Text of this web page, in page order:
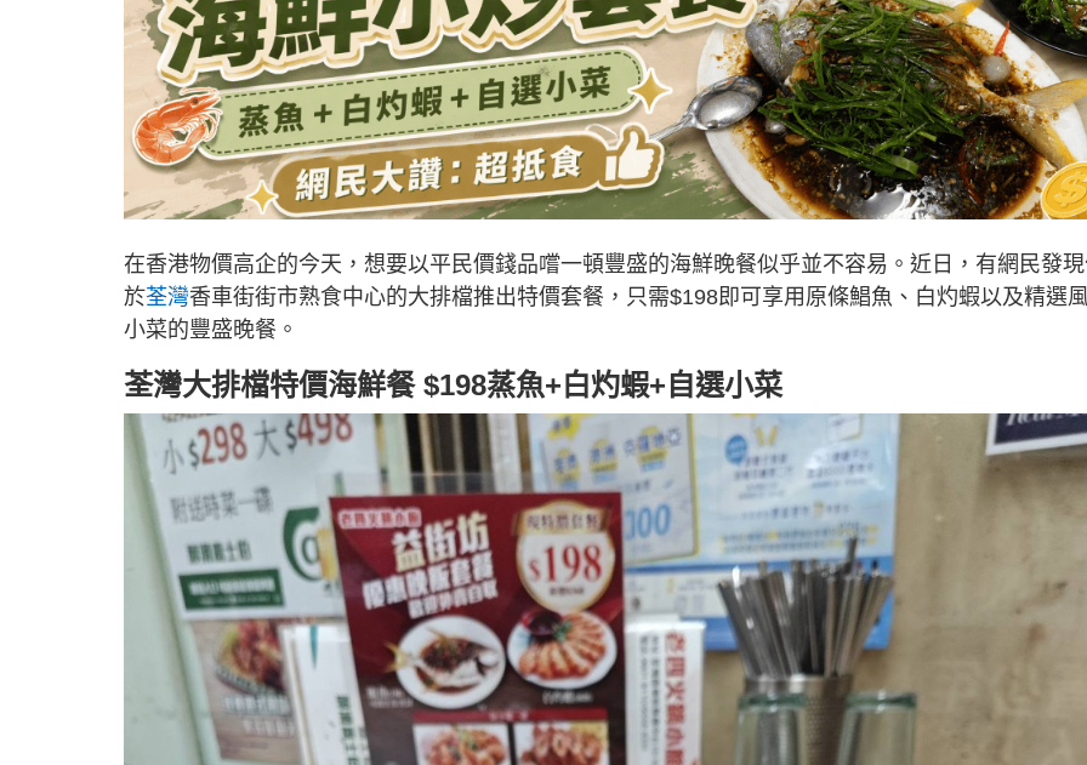
在香港物價高企的今天，想要以平民價錢品嚐一頓豐盛的海鮮晚餐似乎並不容易。近日，有網民發
於荃灣香車街街市熟食中心的大排檔推出特價套餐，只需$198即可享用原條鯧魚、白灼蝦以及精選
小菜的豐盛晚餐。
荃灣大排檔特價海鮮餐 $198蒸魚+白灼蝦+自選小菜